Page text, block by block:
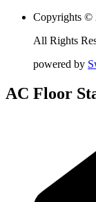
Copyrights ©
All Rights
powered by
AC Floor